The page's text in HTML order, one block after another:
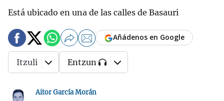
Está ubicado en una de las calles de Basauri
Aitor García Morán
Añádenos en Google
Itzuli Entzun